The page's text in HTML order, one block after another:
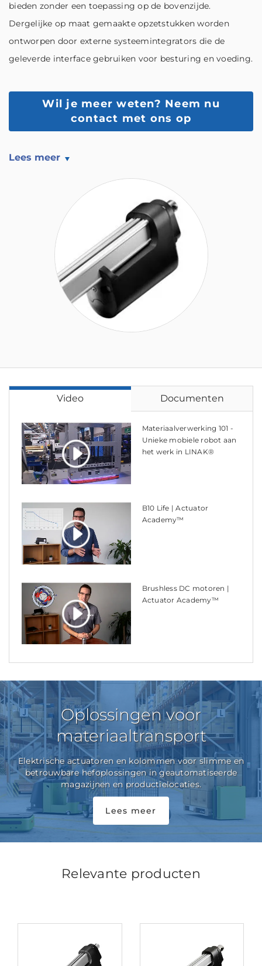
bieden zonder een toepassing op de bovenzijde.
Dergelijke op maat gemaakte opzetstukken worden
ontworpen door externe systeemintegrators die de
geleverde interface gebruiken voor besturing en voeding.
Wil je meer weten? Neem nu
contact met ons op
Lees meer
Video Documenten
Materiaalverwerking 101 -
Unieke mobiele robot aan
het werk in LINAK®
B10 Life | Actuator
Academy™
Brushless DC motoren |
Actuator Academy™
Oplossingen voor
materiaaltransport
Elektrische actuatoren en kolommen voor slimme en
betrouwbare hefoplossingen in geautomatiseerde
magazijnen en productielocaties.
Lees meer
Relevante producten